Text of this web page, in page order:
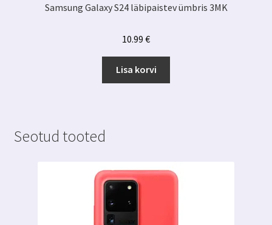
Samsung Galaxy S24 läbipaistev ümbris 3MK
10.99 €
Lisa korvi
Seotud tooted